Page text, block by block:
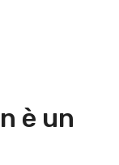
è un